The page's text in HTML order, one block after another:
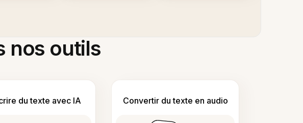
nos outils
du texte avec IA Convertir du texte en audio